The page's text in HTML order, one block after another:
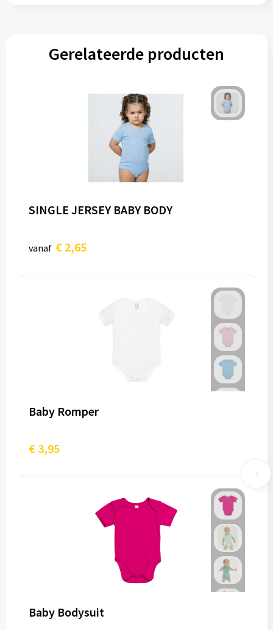
Gerelateerde producten
SINGLE JERSEY BABY BODY
vanaf € 2,65
Baby Romper
€ 3,95
Baby Bodysuit